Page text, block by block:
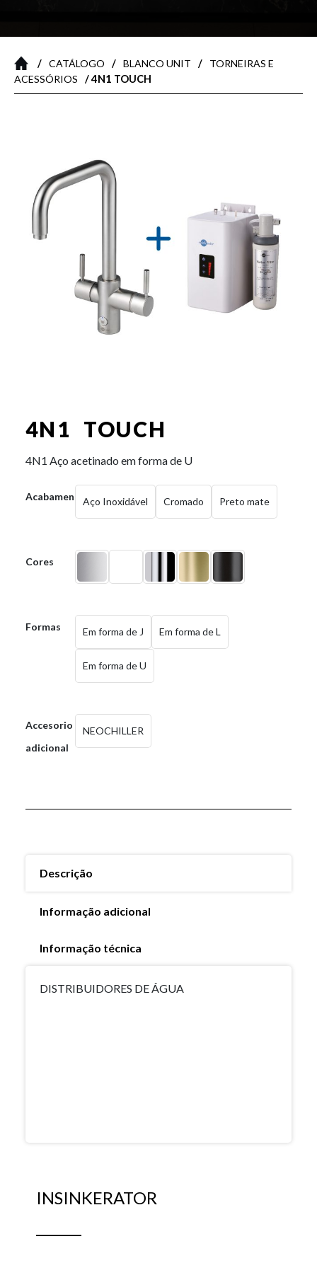
/ CATÁLOGO / BLANCO UNIT /
TORNEIRAS E
ACESSÓRIOS
/ 4N1 TOUCH
4N1 TOUCH
4N1 Aço acetinado em forma de U
AcabamentosAço Inoxidável Cromado Preto mate
Cores
Formas Em forma de J Em forma de L
Em forma de U
Accesorio
adicional
NEOCHILLER
Descrição
Informação adicional
Informação técnica
DISTRIBUIDORES DE ÁGUA
INSINKERATOR